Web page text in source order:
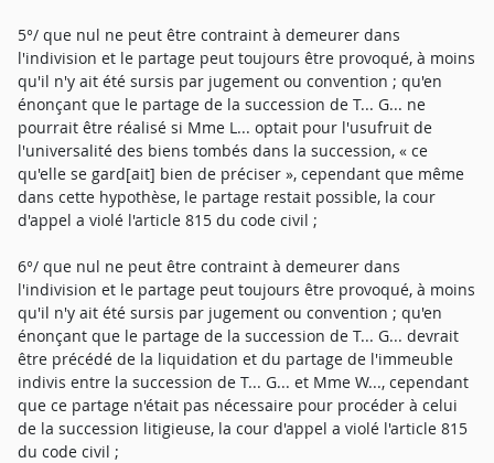
5°/ que nul ne peut être contraint à demeurer dans
l'indivision et le partage peut toujours être provoqué, à moins
qu'il n'y ait été sursis par jugement ou convention ; qu'en
énonçant que le partage de la succession de T... G... ne
pourrait être réalisé si Mme L... optait pour l'usufruit de
l'universalité des biens tombés dans la succession, « ce
qu'elle se gard[ait] bien de préciser », cependant que même
dans cette hypothèse, le partage restait possible, la cour
d'appel a violé l'article 815 du code civil ;
6°/ que nul ne peut être contraint à demeurer dans
l'indivision et le partage peut toujours être provoqué, à moins
qu'il n'y ait été sursis par jugement ou convention ; qu'en
énonçant que le partage de la succession de T... G... devrait
être précédé de la liquidation et du partage de l'immeuble
indivis entre la succession de T... G... et Mme W..., cependant
que ce partage n'était pas nécessaire pour procéder à celui
de la succession litigieuse, la cour d'appel a violé l'article 815
du code civil ;